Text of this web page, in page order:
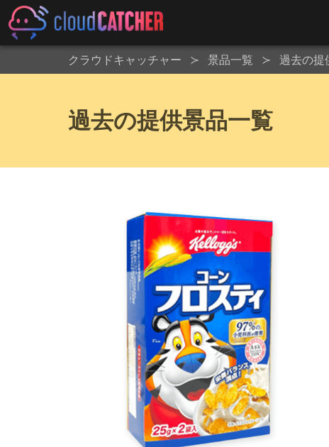
クラウドキャッチャー 景品一覧 過去の提
過去の提供景品一覧